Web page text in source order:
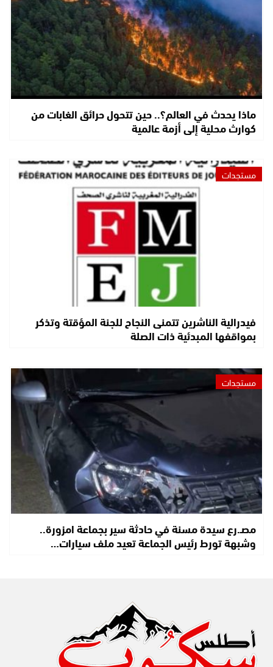
ماذا يحدث في العالم؟.. حين تتحول حرائق الغابات من
كوارث محلية إلى أزمة عالمية
مستجدات
فيدرالية الناشرين تتمنى النجاح للجنة المؤقتة وتذكر
بمواقفها المبدئية ذات الصلة
مستجدات
مصـ.رع سيدة مسنة في حادثة سير بجماعة امزورة..
وشبهة تورط رئيس الجماعة تعيد ملف سيارات…